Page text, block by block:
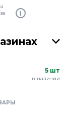
5 шт
в наличии